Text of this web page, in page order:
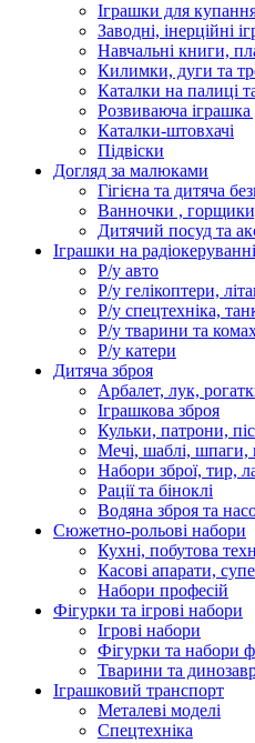
Іграшки для
Заводні, інерційні
Навчальні книги,
Килимки, дуги та
Каталки на палиці
Розвиваюча
Каталки-штовхачі
Підвіски
Догляд за малюками
Гігієна та дитяча
Ванночки ,
Дитячий посуд та
Іграшки на радіокеруванні
Р/у авто
Р/у гелікоптери,
Р/у спецтехніка,
Р/у тварини та
Р/у катери
Дитяча зброя
Арбалет, лук,
Іграшкова зброя
Кульки, патрони,
Мечі, шаблі, шпаги,
Набори зброї, тир,
Рації та біноклі
Водяна зброя та
Сюжетно-рольові набори
Кухні, побутова
Касові апарати,
Набори професій
Фігурки та ігрові набори
Ігрові набори
Фігурки та набори
Тварини та
Іграшковий транспорт
Металеві моделі
Спецтехніка